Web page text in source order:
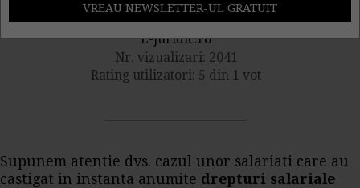
Publicat de catre
E-juridic.ro
Nr. vizualizari: 2041
Rating utilizatori: 5 din 1 vot
Supunem atentie dvs. cazul unor salariati care au
castigat in instanta anumite drepturi salariale